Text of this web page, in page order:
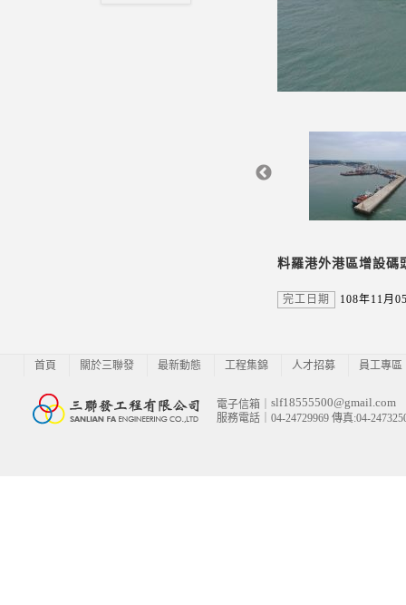
料羅港外港區增設碼
完工日期 108年11月
首頁 關於三聯發 最新動態 工程集錦 人才招募 員工專區
服務電話｜04-24729969 傳真:04-
電子信箱｜ slf18555500@gmail.com